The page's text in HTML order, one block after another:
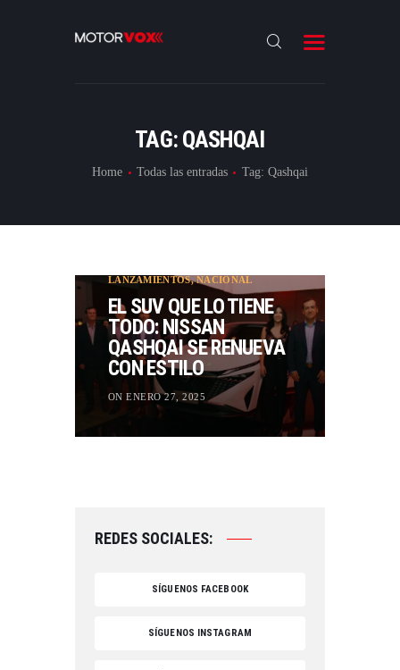
TAG: QASHQAI
Home Todas las entradas Tag: Qashqai
LANZAMIENTOS
LANZAMIENTOS,NACIONAL
EL SUV QUE LO TIENE
TODO: NISSAN
QASHQAI SE RENUEVA
CON ESTILO
ON ENERO 27, 2025
REDES SOCIALES:
SÍGUENOS FACEBOOK
SÍGUENOS INSTAGRAM